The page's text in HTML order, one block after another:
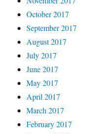
October 2017
September 2017
August 2017
July 2017
June 2017
May 2017
April 2017
March 2017
February 2017